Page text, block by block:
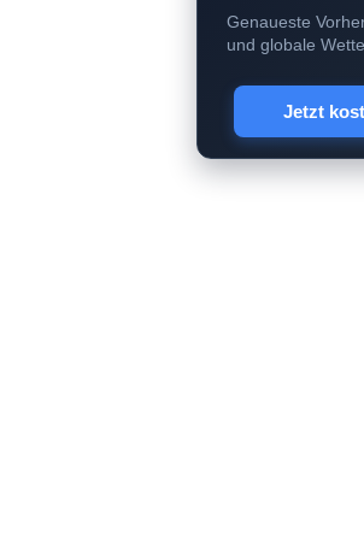
Genaueste
und globale
Jetzt